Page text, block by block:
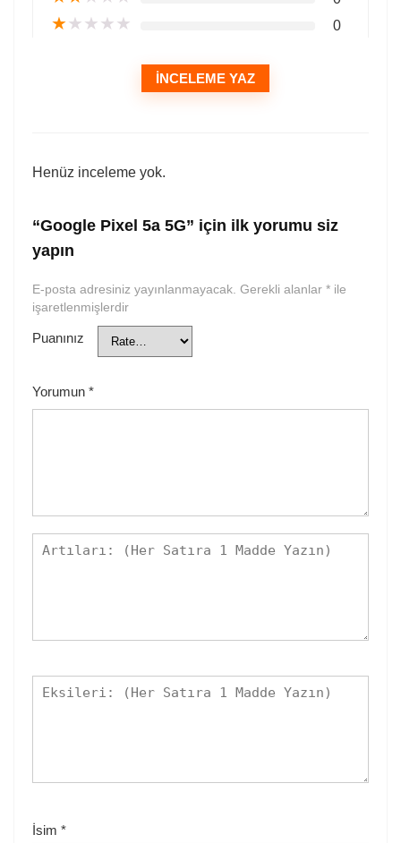
★★★★★ 0
İNCELEME YAZ
Henüz inceleme yok.
“Google Pixel 5a 5G” için ilk yorumu siz
yapın
E-posta adresiniz yayınlanmayacak. Gerekli alanlar * ile
işaretlenmişlerdir
Puanınız
Yorumun *
İsim *